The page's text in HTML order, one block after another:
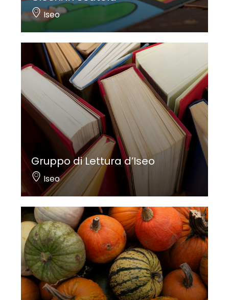
Iseo
Gruppo di Lettura d’Iseo
Iseo